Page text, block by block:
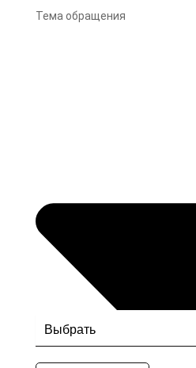
Тема обращения